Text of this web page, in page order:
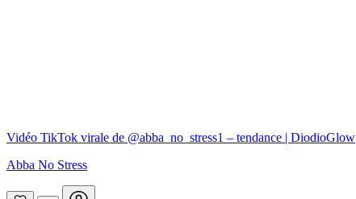
Vidéo TikTok virale de @abba_no_stress1 – tendance | DiodioGlow
Abba No Stress